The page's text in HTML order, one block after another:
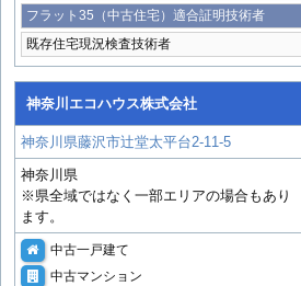
フラット35（中古住宅）適合証明技術者
既存住宅現況検査技術者
神奈川エコハウス株式会社
神奈川県藤沢市辻堂太平台2-11-5
神奈川県
※県全域ではなく一部エリアの場合もあり
ます。
中古一戸建て
中古マンション